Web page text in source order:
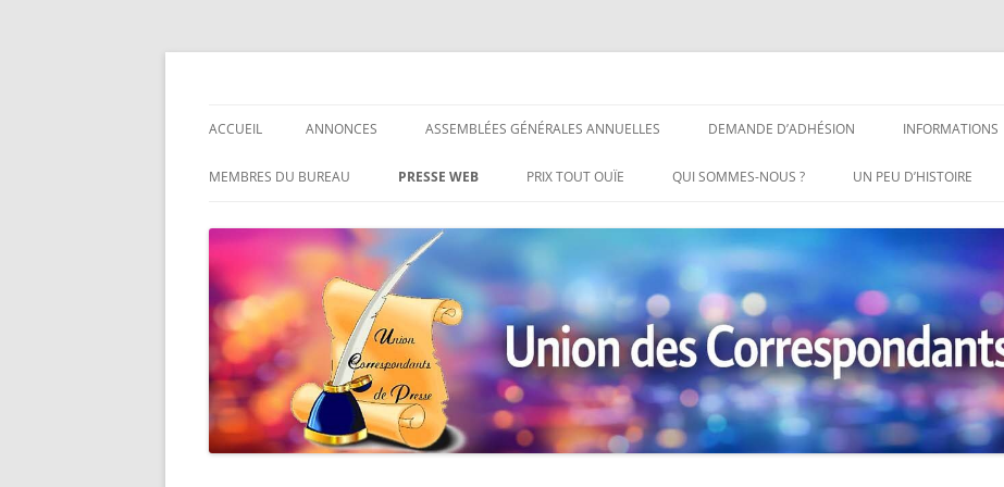
au
ACCUEIL ANNONCES
GÉRARD SÈNES
ASSEMBLÉES GÉNÉRALES ANNUELLES DEMANDE D’ADHÉSION INFORMATIONS
MEMBRES DU BUREAU PRESSE WEB PRIX TOUT OUÏE
PRIX TOUT OUÏE 2016
PRIX TOUT OUÏE 2017
QUI SOMMES-NOUS ? UN PEU D’HISTOIRE